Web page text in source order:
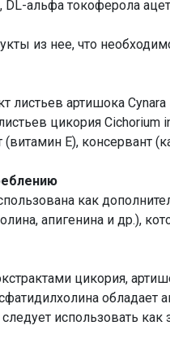
DL-альфа токоферола
из нее, что
листьев артишока
цикория Cichorium
Е), консервант
как
апигенина и др.),
цикория,
обладает
использовать